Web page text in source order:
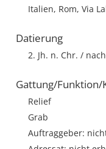
Italien, Rom, Via
Datierung
2. Jh. n. Chr. /
Gattung/Funktion/
Relief
Grab
Auftraggeber: